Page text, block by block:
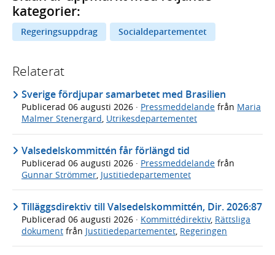
kategorier:
Regeringsuppdrag Socialdepartementet
Relaterat
Sverige fördjupar samarbetet med Brasilien
Publicerad 06 augusti 2026 · Pressmeddelande från Maria
Malmer Stenergard, Utrikesdepartementet
Valsedelskommittén får förlängd tid
Publicerad 06 augusti 2026 · Pressmeddelande från
Gunnar Strömmer, Justitiedepartementet
Tilläggsdirektiv till Valsedelskommittén, Dir. 2026:87
Publicerad 06 augusti 2026 · Kommittédirektiv, Rättsliga
dokument från Justitiedepartementet Regeringen